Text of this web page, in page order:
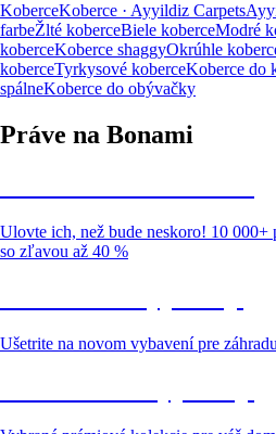
KoberceKoberce · Ayyildiz Carpets
farbeŽlté koberceBiele koberceModré
koberceKoberce shaggyOkrúhle
koberceTyrkysové koberceKoberce do
spálneKoberce do obývačky
Práve na Bonami
Ulovte ich, než bude neskoro! 10
so zľavou až 40 %
Ušetrite na novom vybavení pre